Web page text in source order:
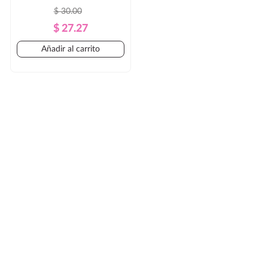
Precio
Regular
$ 30.00
Precio
$ 27.27
Añadir al carrito